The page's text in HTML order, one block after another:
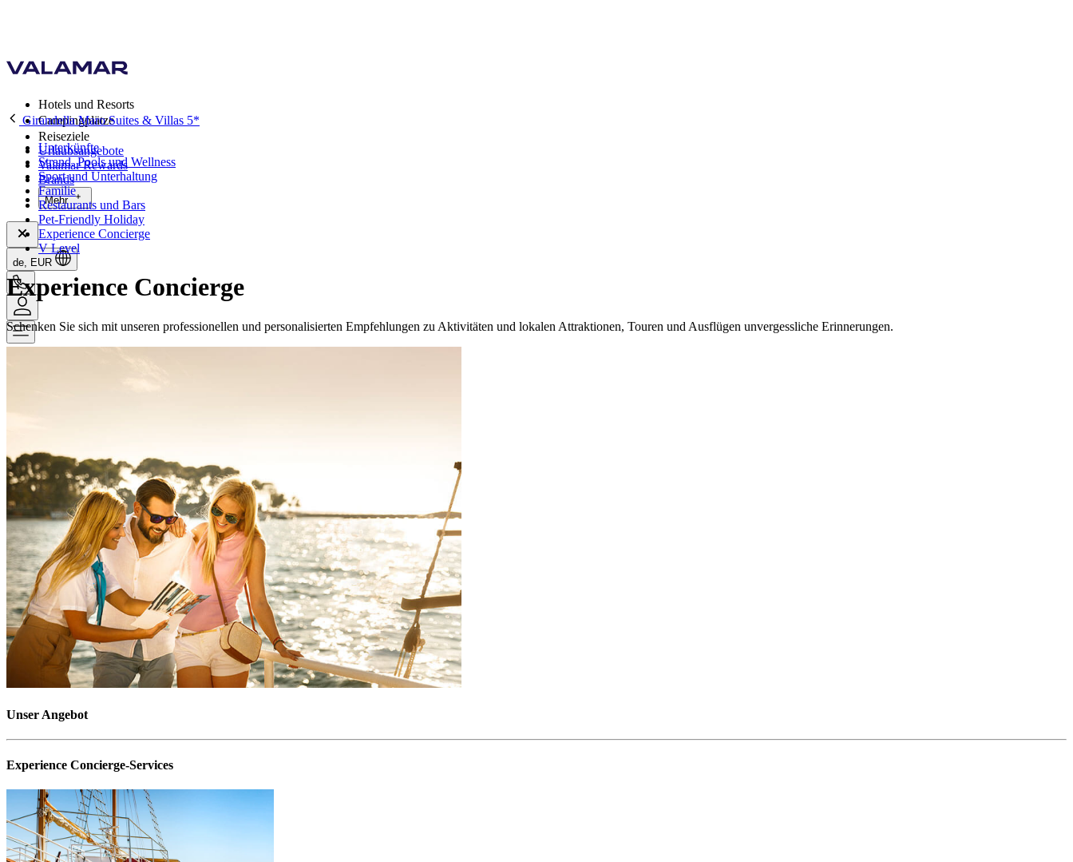
Hotels und Resorts
Campingplätze
Reiseziele
Urlaubsangebote
Valamar Rewards
Brands
Mehr
de, EUR
Girandella Maro Suites & Villas 5*
Unterkünfte
Strand, Pools und Wellness
Sport und Unterhaltung
Familie
Restaurants und Bars
Pet-Friendly Holiday
Experience Concierge
V Level
Experience Concierge
Schenken Sie sich mit unseren professionellen und personalisierten Empfehlungen zu Aktivitäten und lokalen Attraktionen, Touren und Ausflügen unvergessliche Erinnerungen.
Unser Angebot
Experience Concierge-Services